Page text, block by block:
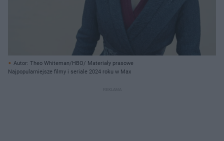
Autor: Theo Whiteman/HBO/ Materiały prasowe
Najpopularniejsze filmy i seriale 2024 roku w Max